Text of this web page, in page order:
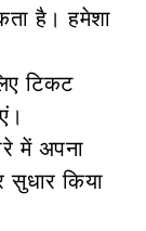
है। हमेशा
टिकट
में अपना
किया